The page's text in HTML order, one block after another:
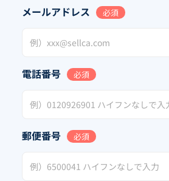
メールアドレス 必須
電話番号 必須
郵便番号 必須